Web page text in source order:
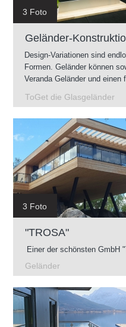
3 Foto
Geländer-
Design-Variationen sind
Formen. Geländer können
Veranda Geländer und einen
auch im Außenbereich
ToGet die Glasgeländer
3 Foto
"TROSA"
Einer der schönsten GmbH
Geländer